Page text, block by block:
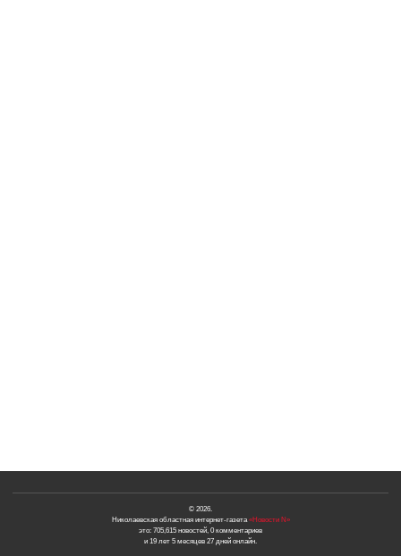
© 2026.
Николаевская областная интернет-газета«Новости N»
это: 705,615 новостей, 0 комментариев
и 19 лет 5 месяцев 27 дней онлайн.